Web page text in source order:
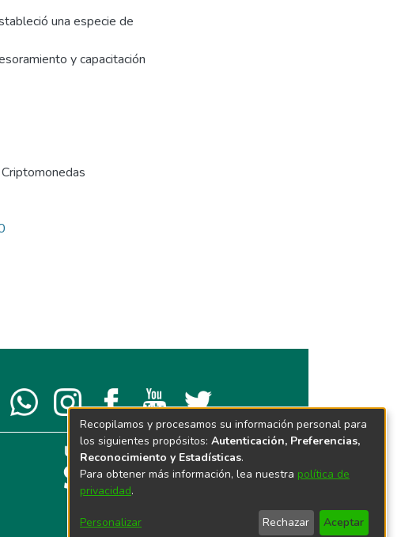
una especie de
y capacitación
Criptomonedas
Recopilamos y procesamos su información personal para
los siguientes propósitos: Autenticación, Preferencias,
Reconocimiento y Estadísticas.
Para obtener más información, lea nuestra política de
privacidad.
Personalizar Rechazar Aceptar